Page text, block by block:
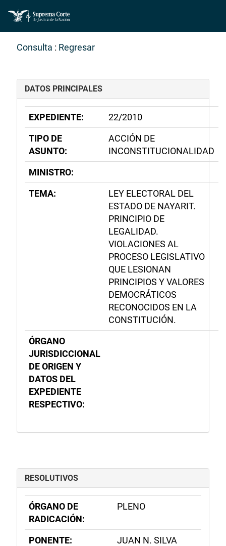
Consulta : Regresar
DATOS PRINCIPALES
EXPEDIENTE:
22/2010
TIPO DE
ASUNTO:
ACCIÓN DE
INCONSTITUCIONALIDAD
MINISTRO:
TEMA:
LEY ELECTORAL DEL
ESTADO DE NAYARIT.
PRINCIPIO DE
LEGALIDAD.
VIOLACIONES AL
PROCESO LEGISLATIVO
QUE LESIONAN
PRINCIPIOS Y VALORES
DEMOCRÁTICOS
RECONOCIDOS EN LA
CONSTITUCIÓN.
ÓRGANO
JURISDICCIONAL
DE ORIGEN Y
DATOS DEL
EXPEDIENTE
RESPECTIVO:
RESOLUTIVOS
ÓRGANO DE
RADICACIÓN:
PLENO
PONENTE:
JUAN N. SILVA